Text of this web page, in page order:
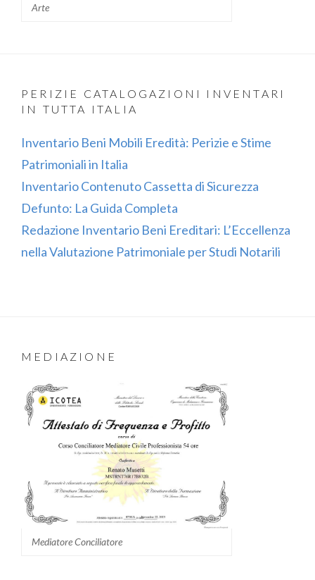
Arte
PERIZIE CATALOGAZIONI INVENTARI
IN TUTTA ITALIA
Inventario Beni Mobili Eredità: Perizie e Stime
Patrimoniali in Italia
Inventario Contenuto Cassetta di Sicurezza
Defunto: La Guida Completa
Redazione Inventario Beni Ereditari: L’Eccellenza
nella Valutazione Patrimoniale per Studi Notarili
MEDIAZIONE
Mediatore Conciliatore